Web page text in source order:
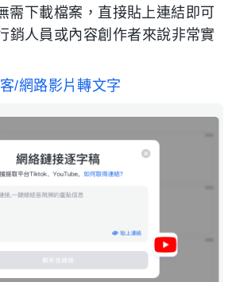
需下載檔案，直接貼上連結即可
銷人員或內容創作者來說非常實
/網路影片轉文字